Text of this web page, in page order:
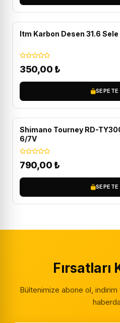
Itm Karbon Desen 31.6
350,00 ₺
SEPETE
Shimano Tourney RD-
6/7V
790,00 ₺
SEPETE
Fırsatları
Bültenimize abone ol,